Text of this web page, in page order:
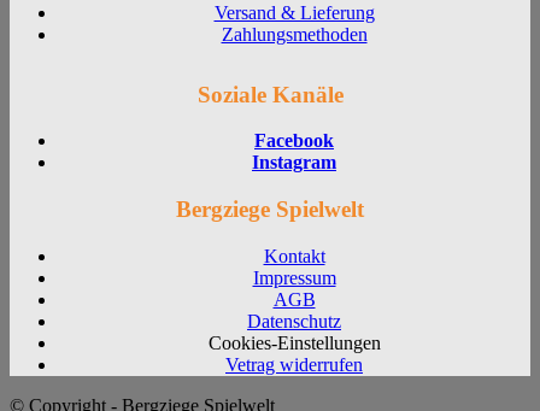
Versand & Lieferung
Zahlungsmethoden
Soziale Kanäle
Facebook
Instagram
Bergziege Spielwelt
Kontakt
Impressum
AGB
Datenschutz
Cookies-Einstellungen
Vetrag widerrufen
© Copyright - Bergziege Spielwelt